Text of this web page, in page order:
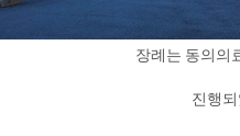
장례는 동의의
진행